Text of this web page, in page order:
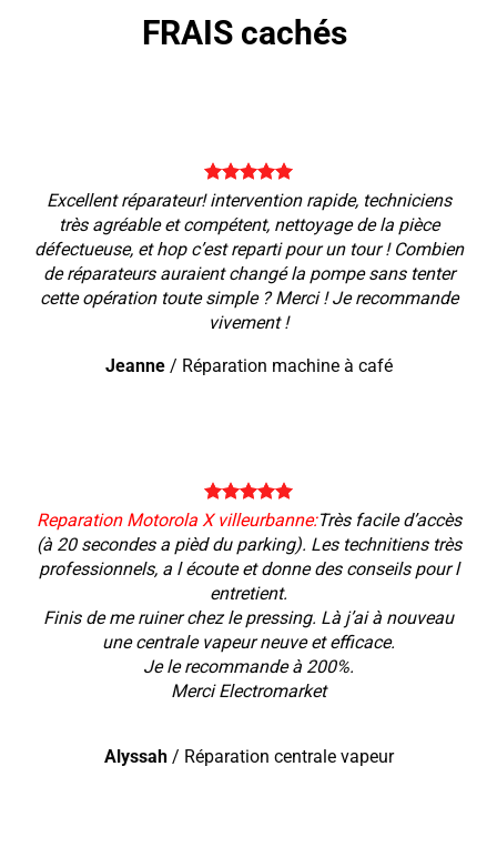
FRAIS cachés
Excellent réparateur! intervention rapide, techniciens
très agréable et compétent, nettoyage de la pièce
défectueuse, et hop c’est reparti pour un tour ! Combien
de réparateurs auraient changé la pompe sans tenter
cette opération toute simple ? Merci ! Je recommande
vivement !
Jeanne / Réparation machine à café
Reparation Motorola X villeurbanne:Très facile d’accès
(à 20 secondes a pièd du parking). Les technitiens très
professionnels, a l écoute et donne des conseils pour l
entretient.
Finis de me ruiner chez le pressing. Là j’ai à nouveau
une centrale vapeur neuve et efficace.
Je le recommande à 200%.
Merci Electromarket
Alyssah / Réparation centrale vapeur